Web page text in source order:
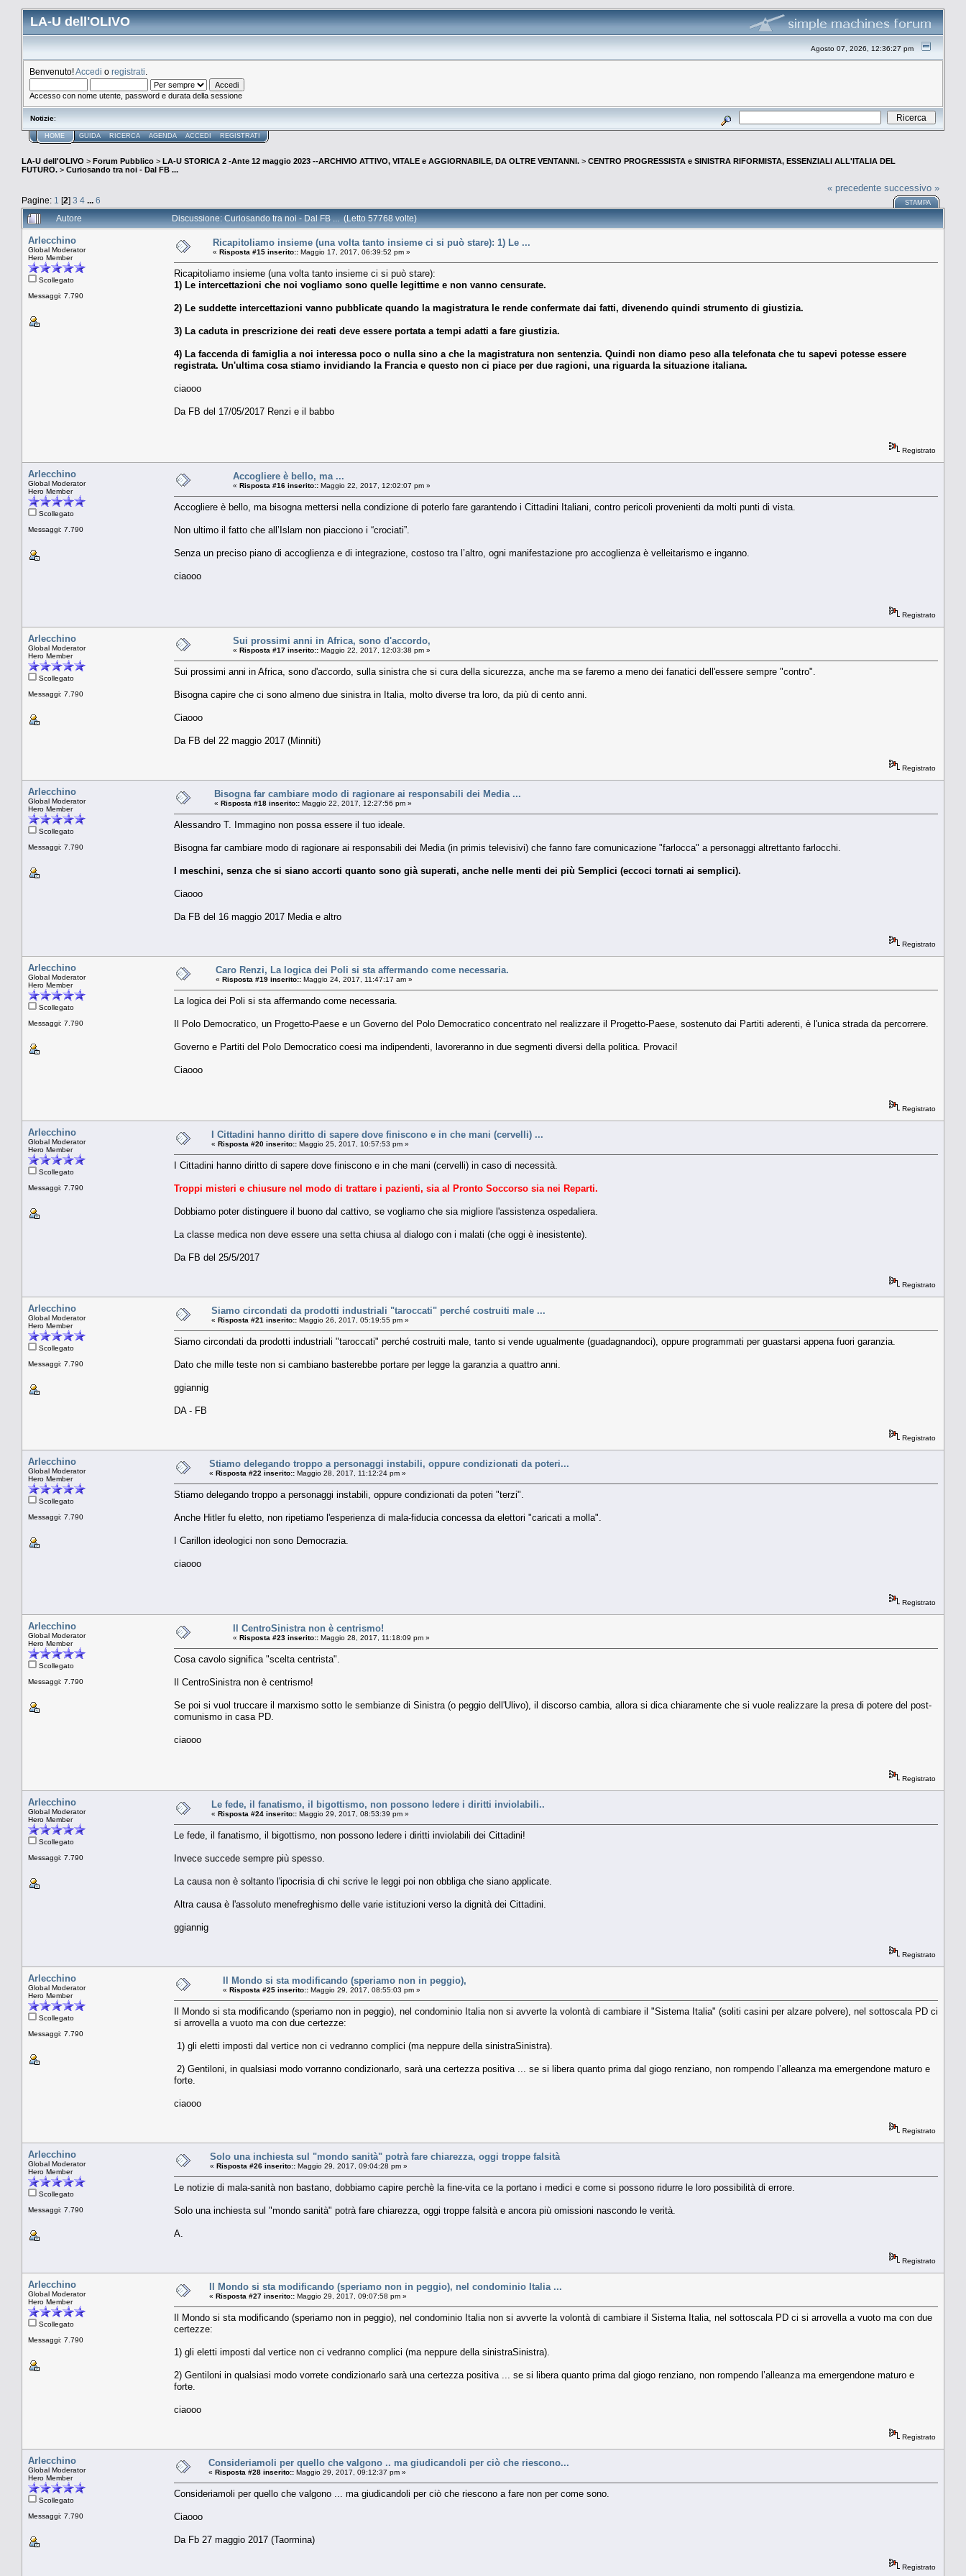
LA-U dell'OLIVO
Agosto 07, 2026, 12:36:27 pm
Benvenuto!Accedi o registrati
Accesso con nome utente, password e durata della sessione
Notizie:
HOME GUIDA RICERCA AGENDA ACCEDI REGISTRATI
LA-U dell'OLIVO > Forum Pubblico > LA-U STORICA 2 -Ante 12 maggio 2023 --ARCHIVIO ATTIVO, VITALE e AGGIORNABILE, DA OLTRE VENTANNI. > CENTRO PROGRESSISTA e SINISTRA RIFORMISTA, ESSENZIALI ALL'ITALIA DEL
FUTURO. > Curiosando tra noi - Dal FB ...
Pagine: 1 [2] 3 4 ... 6
« precedente successivo »
STAMPA
Autore Discussione: Curiosando tra noi - Dal FB ... (Letto 57768 volte)
Arlecchino
Global Moderator
Hero Member
Scollegato
Messaggi: 7.790
Ricapitoliamo insieme (una volta tanto insieme ci si può stare): 1) Le ...
« Risposta #15 inserito:: Maggio 17, 2017, 06:39:52 pm »
Ricapitoliamo insieme (una volta tanto insieme ci si può stare):
1) Le intercettazioni che noi vogliamo sono quelle legittime e non vanno censurate.
2) Le suddette intercettazioni vanno pubblicate quando la magistratura le rende confermate dai fatti, divenendo quindi strumento di giustizia.
3) La caduta in prescrizione dei reati deve essere portata a tempi adatti a fare giustizia.
4) La faccenda di famiglia a noi interessa poco o nulla sino a che la magistratura non sentenzia. Quindi non diamo peso alla telefonata che tu sapevi potesse essere
registrata. Un'ultima cosa stiamo invidiando la Francia e questo non ci piace per due ragioni, una riguarda la situazione italiana.
ciaooo
Da FB del 17/05/2017 Renzi e il babbo
Registrato
Arlecchino
Global Moderator
Hero Member
Scollegato
Messaggi: 7.790
Accogliere è bello, ma ...
« Risposta #16 inserito:: Maggio 22, 2017, 12:02:07 pm »
Accogliere è bello, ma bisogna mettersi nella condizione di poterlo fare garantendo i Cittadini Italiani, contro pericoli provenienti da molti punti di vista.
Non ultimo il fatto che all’Islam non piacciono i “crociati”.
Senza un preciso piano di accoglienza e di integrazione, costoso tra l’altro, ogni manifestazione pro accoglienza è velleitarismo e inganno.
ciaooo
Registrato
Arlecchino
Global Moderator
Hero Member
Scollegato
Messaggi: 7.790
Sui prossimi anni in Africa, sono d'accordo,
« Risposta #17 inserito:: Maggio 22, 2017, 12:03:38 pm »
Sui prossimi anni in Africa, sono d'accordo, sulla sinistra che si cura della sicurezza, anche ma se faremo a meno dei fanatici dell'essere sempre "contro".
Bisogna capire che ci sono almeno due sinistra in Italia, molto diverse tra loro, da più di cento anni.
Ciaooo
Da FB del 22 maggio 2017 (Minniti)
Registrato
Arlecchino
Global Moderator
Hero Member
Scollegato
Messaggi: 7.790
Bisogna far cambiare modo di ragionare ai responsabili dei Media ...
« Risposta #18 inserito:: Maggio 22, 2017, 12:27:56 pm »
Alessandro T. Immagino non possa essere il tuo ideale.
Bisogna far cambiare modo di ragionare ai responsabili dei Media (in primis televisivi) che fanno fare comunicazione "farlocca" a personaggi altrettanto farlocchi.
I meschini, senza che si siano accorti quanto sono già superati, anche nelle menti dei più Semplici (eccoci tornati ai semplici).
Ciaooo
Da FB del 16 maggio 2017 Media e altro
Registrato
Arlecchino
Global Moderator
Hero Member
Scollegato
Messaggi: 7.790
Caro Renzi, La logica dei Poli si sta affermando come necessaria.
« Risposta #19 inserito:: Maggio 24, 2017, 11:47:17 am »
La logica dei Poli si sta affermando come necessaria.
Il Polo Democratico, un Progetto-Paese e un Governo del Polo Democratico concentrato nel realizzare il Progetto-Paese, sostenuto dai Partiti aderenti, è l'unica strada da percorrere.
Governo e Partiti del Polo Democratico coesi ma indipendenti, lavoreranno in due segmenti diversi della politica. Provaci!
Ciaooo
Registrato
Arlecchino
Global Moderator
Hero Member
Scollegato
Messaggi: 7.790
I Cittadini hanno diritto di sapere dove finiscono e in che mani (cervelli) ...
« Risposta #20 inserito:: Maggio 25, 2017, 10:57:53 pm »
I Cittadini hanno diritto di sapere dove finiscono e in che mani (cervelli) in caso di necessità.
Troppi misteri e chiusure nel modo di trattare i pazienti, sia al Pronto Soccorso sia nei Reparti.
Dobbiamo poter distinguere il buono dal cattivo, se vogliamo che sia migliore l'assistenza ospedaliera.
La classe medica non deve essere una setta chiusa al dialogo con i malati (che oggi è inesistente).
Da FB del 25/5/2017
Registrato
Arlecchino
Global Moderator
Hero Member
Scollegato
Messaggi: 7.790
Siamo circondati da prodotti industriali "taroccati" perché costruiti male ...
« Risposta #21 inserito:: Maggio 26, 2017, 05:19:55 pm »
Siamo circondati da prodotti industriali "taroccati" perché costruiti male, tanto si vende ugualmente (guadagnandoci), oppure programmati per guastarsi appena fuori garanzia.
Dato che mille teste non si cambiano basterebbe portare per legge la garanzia a quattro anni.
ggiannig
DA - FB
Registrato
Arlecchino
Global Moderator
Hero Member
Scollegato
Messaggi: 7.790
Stiamo delegando troppo a personaggi instabili, oppure condizionati da poteri...
« Risposta #22 inserito:: Maggio 28, 2017, 11:12:24 pm »
Stiamo delegando troppo a personaggi instabili, oppure condizionati da poteri "terzi".
Anche Hitler fu eletto, non ripetiamo l'esperienza di mala-fiducia concessa da elettori "caricati a molla".
I Carillon ideologici non sono Democrazia.
ciaooo
Registrato
Arlecchino
Global Moderator
Hero Member
Scollegato
Messaggi: 7.790
Il CentroSinistra non è centrismo!
« Risposta #23 inserito:: Maggio 28, 2017, 11:18:09 pm »
Cosa cavolo significa "scelta centrista".
Il CentroSinistra non è centrismo!
Se poi si vuol truccare il marxismo sotto le sembianze di Sinistra (o peggio dell'Ulivo), il discorso cambia, allora si dica chiaramente che si vuole realizzare la presa di potere del post-
comunismo in casa PD.
ciaooo
Registrato
Arlecchino
Global Moderator
Hero Member
Scollegato
Messaggi: 7.790
Le fede, il fanatismo, il bigottismo, non possono ledere i diritti inviolabili..
« Risposta #24 inserito:: Maggio 29, 2017, 08:53:39 pm »
Le fede, il fanatismo, il bigottismo, non possono ledere i diritti inviolabili dei Cittadini!
Invece succede sempre più spesso.
La causa non è soltanto l'ipocrisia di chi scrive le leggi poi non obbliga che siano applicate.
Altra causa è l'assoluto menefreghismo delle varie istituzioni verso la dignità dei Cittadini.
ggiannig
Registrato
Arlecchino
Global Moderator
Hero Member
Scollegato
Messaggi: 7.790
Il Mondo si sta modificando (speriamo non in peggio),
« Risposta #25 inserito:: Maggio 29, 2017, 08:55:03 pm »
Il Mondo si sta modificando (speriamo non in peggio), nel condominio Italia non si avverte la volontà di cambiare il "Sistema Italia" (soliti casini per alzare polvere), nel sottoscala PD ci
si arrovella a vuoto ma con due certezze:
1) gli eletti imposti dal vertice non ci vedranno complici (ma neppure della sinistraSinistra).
2) Gentiloni, in qualsiasi modo vorranno condizionarlo, sarà una certezza positiva ... se si libera quanto prima dal giogo renziano, non rompendo l’alleanza ma emergendone maturo e
forte.
ciaooo
Registrato
Arlecchino
Global Moderator
Hero Member
Scollegato
Messaggi: 7.790
Solo una inchiesta sul "mondo sanità" potrà fare chiarezza, oggi troppe falsità
« Risposta #26 inserito:: Maggio 29, 2017, 09:04:28 pm »
Le notizie di mala-sanità non bastano, dobbiamo capire perchè la fine-vita ce la portano i medici e come si possono ridurre le loro possibilità di errore.
Solo una inchiesta sul "mondo sanità" potrà fare chiarezza, oggi troppe falsità e ancora più omissioni nascondo le verità.
A.
Registrato
Arlecchino
Global Moderator
Hero Member
Scollegato
Messaggi: 7.790
Il Mondo si sta modificando (speriamo non in peggio), nel condominio Italia ...
« Risposta #27 inserito:: Maggio 29, 2017, 09:07:58 pm »
Il Mondo si sta modificando (speriamo non in peggio), nel condominio Italia non si avverte la volontà di cambiare il Sistema Italia, nel sottoscala PD ci si arrovella a vuoto ma con due
certezze:
1) gli eletti imposti dal vertice non ci vedranno complici (ma neppure della sinistraSinistra).
2) Gentiloni in qualsiasi modo vorrete condizionarlo sarà una certezza positiva ... se si libera quanto prima dal giogo renziano, non rompendo l’alleanza ma emergendone maturo e
forte.
ciaooo
Registrato
Arlecchino
Global Moderator
Hero Member
Scollegato
Messaggi: 7.790
Consideriamoli per quello che valgono .. ma giudicandoli per ciò che riescono...
« Risposta #28 inserito:: Maggio 29, 2017, 09:12:37 pm »
Consideriamoli per quello che valgono ... ma giudicandoli per ciò che riescono a fare non per come sono.
Ciaooo
Da Fb 27 maggio 2017 (Taormina)
Registrato